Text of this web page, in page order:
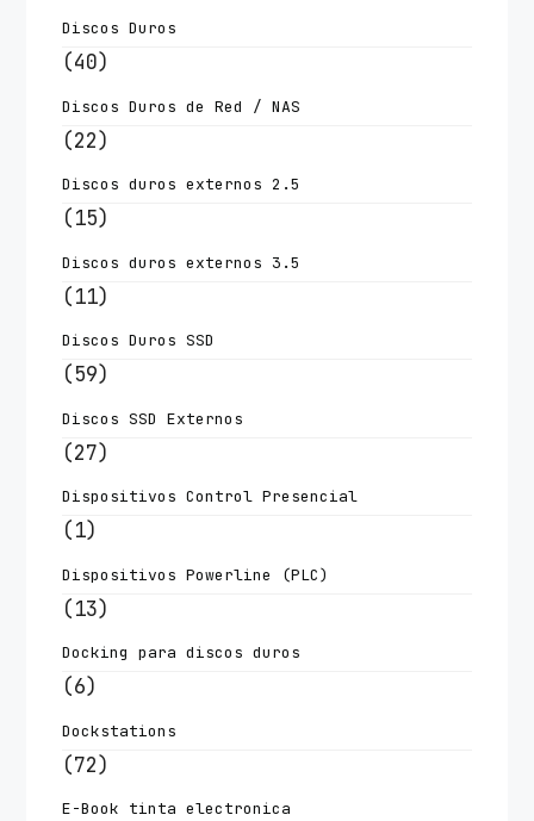
Discos Duros
(40)
Discos Duros de Red / NAS
(22)
Discos duros externos 2.5
(15)
Discos duros externos 3.5
(11)
Discos Duros SSD
(59)
Discos SSD Externos
(27)
Dispositivos Control Presencial
(1)
Dispositivos Powerline (PLC)
(13)
Docking para discos duros
(6)
Dockstations
(72)
E-Book tinta electronica